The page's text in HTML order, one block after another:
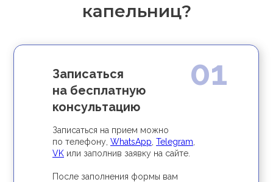
капельниц?
Записаться
на бесплатную
консультацию
Записаться на прием можно
по телефону, WhatsApp Telegram
VK или заполнив заявку на сайте.
После заполнения формы вам
01